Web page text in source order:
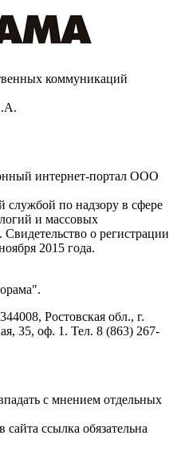
коммуникаций
интернет-портал ООО
службой по надзору в сфере
и массовых
о регистрации
2015 года.
Ростовская обл., г.
35, оф. 1. Тел. 8 (863) 267-
с мнением отдельных
ссылка обязательна